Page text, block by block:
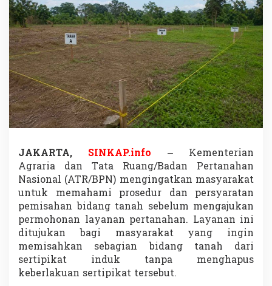
P
N
U
n
g
k
a
p
S
y
a
r
t
d
n
P
r
s
e
d
u
r
P
JAKARTA, SINKAP.info – Kementerian
Agraria dan Tata Ruang/Badan Pertanahan
Nasional (ATR/BPN) mengingatkan masyarakat
untuk memahami prosedur dan persyaratan
pemisahan bidang tanah sebelum mengajukan
permohonan layanan pertanahan. Layanan ini
ditujukan bagi masyarakat yang ingin
memisahkan sebagian bidang tanah dari
sertipikat induk tanpa menghapus
keberlakuan sertipikat tersebut.